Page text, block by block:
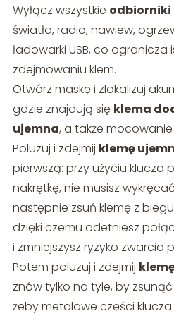
Wyłącz wszystkie odbiorniki
światła, radio, nawiew,
ładowarki USB, co ogranicza
zdejmowaniu klem.
Otwórz maskę i zlokalizuj
gdzie znajdują się klema
ujemna, a także
Poluzuj i zdejmij klemę
pierwszą: przy użyciu klucza
nakrętkę, nie musisz
następnie zsuń klemę z
dzięki czemu odetniesz
i zmniejszysz ryzyko zwarcia
Potem poluzuj i zdejmij
znów tylko na tyle, by
żeby metalowe części